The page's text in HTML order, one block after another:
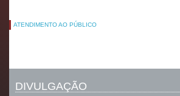
ATENDIMENTO AO PÚBLICO
DIVULGAÇÃO